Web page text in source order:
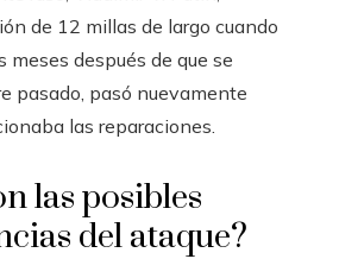
de 12 millas de largo cuando
meses después de que se
pasado, pasó nuevamente
las reparaciones.
las posibles
del ataque?